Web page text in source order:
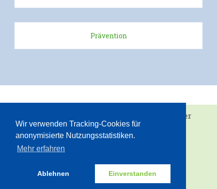
Wir verwenden Tracking-Cookies für
anonymisierte Nutzungsstatistiken.
Mehr erfahren
Ablehnen Einverstanden
Prävention
Juvandia - der
Diakonieverbund e.V.
Vielfalt gemeinsam gestalten